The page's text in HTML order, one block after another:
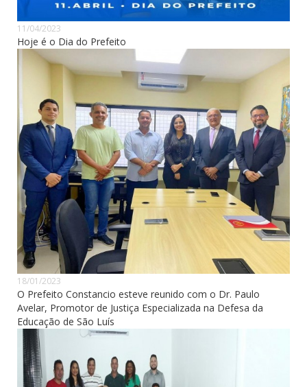
11/04/2023
Hoje é o Dia do Prefeito
18/01/2023
O Prefeito Constancio esteve reunido com o Dr. Paulo
Avelar, Promotor de Justiça Especializada na Defesa da
Educação de São Luís